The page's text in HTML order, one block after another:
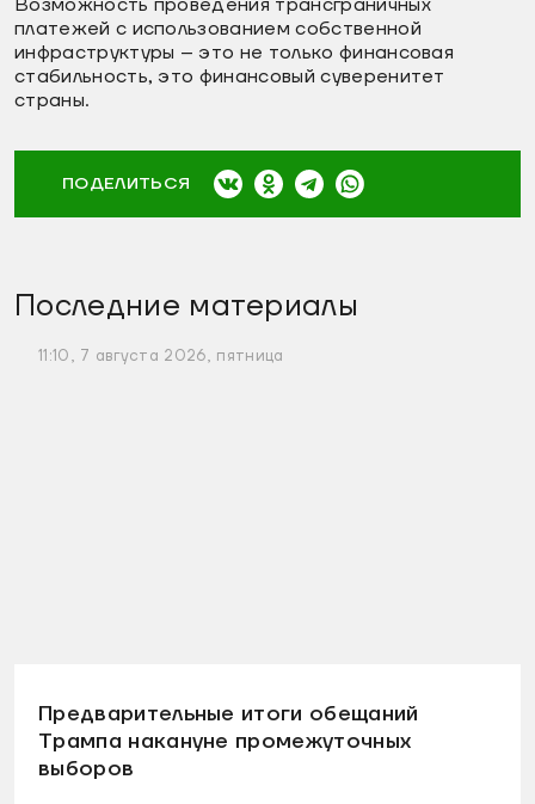
платежей с использованием собственной
инфраструктуры – это не только финансовая
стабильность, это финансовый суверенитет
страны.
ПОДЕЛИТЬСЯ
Последние материалы
11:10, 7 августа 2026, пятница
Предварительные итоги обещаний
Трампа накануне промежуточных
выборов